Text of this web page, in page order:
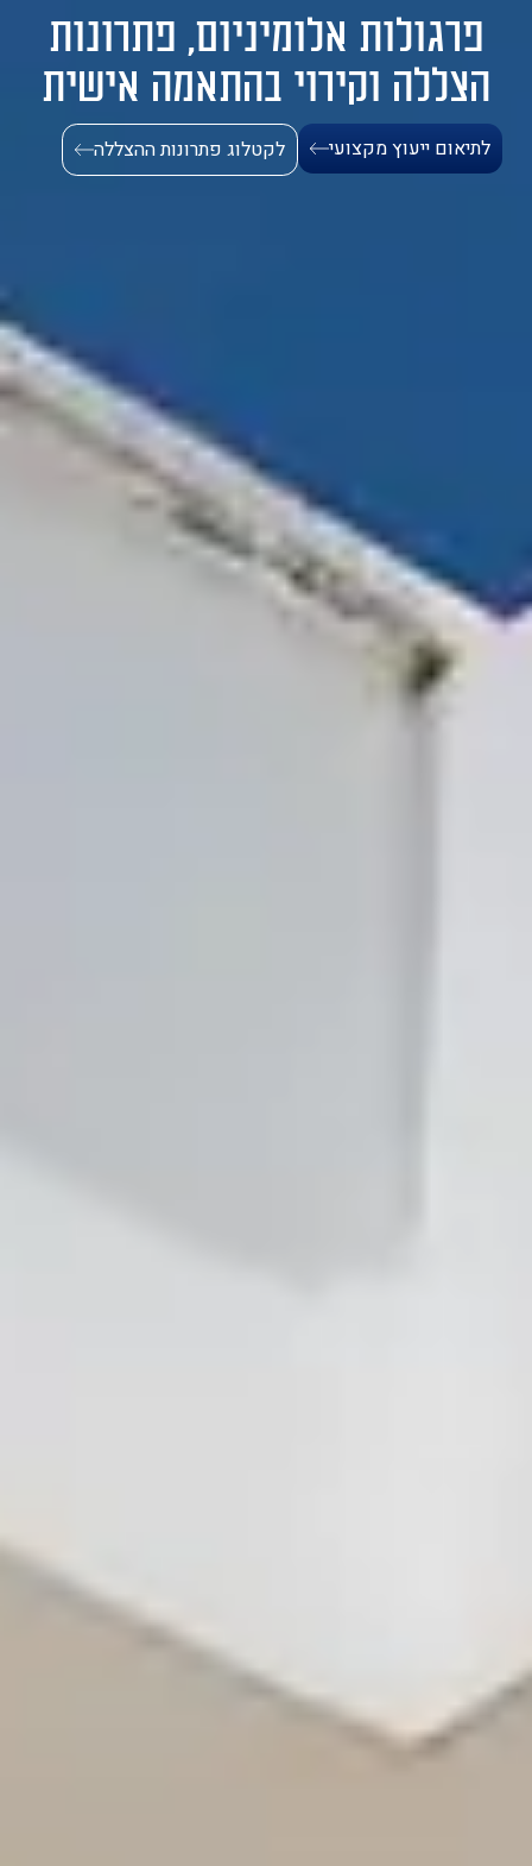
1-700-721-000
פרגולות אלומיניום, פתרונות
הצללה וקירוי בהתאמה אישית
לתיאום ייעוץ מקצועי לקטלוג פתרונות ההצללה